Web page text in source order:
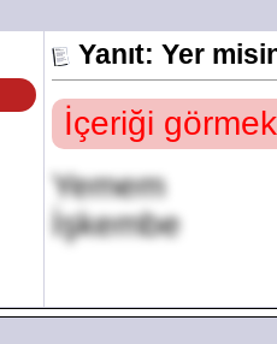
Yanıt: Yer
İçeriği
Yemem
İşkembe